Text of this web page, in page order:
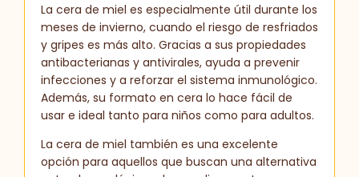
La cera de miel es especialmente útil durante los
meses de invierno, cuando el riesgo de resfriados
y gripes es más alto. Gracias a sus propiedades
antibacterianas y antivirales, ayuda a prevenir
infecciones y a reforzar el sistema inmunológico.
Además, su formato en cera lo hace fácil de
usar e ideal tanto para niños como para adultos.
La cera de miel también es una excelente
opción para aquellos que buscan una alternativa